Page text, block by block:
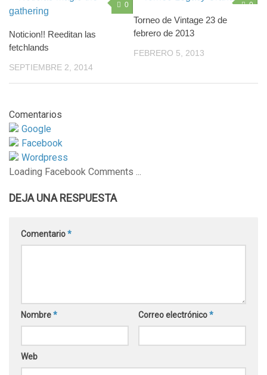
0
Noticion!! Reeditan las
fetchlands
SEPTIEMBRE 2, 2014
0
Torneo de Vintage 23 de
febrero de 2013
FEBRERO 5, 2013
Comentarios
Google
Facebook
Wordpress
Loading Facebook Comments ...
DEJA UNA RESPUESTA
Comentario*
Nombre* Correo electrónico*
Web